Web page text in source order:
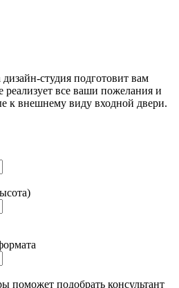
студия подготовит вам
реализует все ваши пожелания и
к внешнему виду входной двери.
поможет подобрать консультант